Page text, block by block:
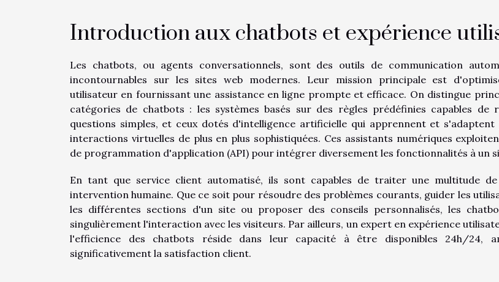
Introduction aux chatbots et expérience
Les chatbots, ou agents conversationnels, sont des outils de communication
incontournables sur les sites web modernes. Leur mission principale est
utilisateur en fournissant une assistance en ligne prompte et efficace. On distingue
catégories de chatbots : les systèmes basés sur des règles prédéfinies capables de
questions simples, et ceux dotés d'intelligence artificielle qui apprennent et
interactions virtuelles de plus en plus sophistiquées. Ces assistants numériques
de programmation d'application (API) pour intégrer diversement les fonctionnalités à un
En tant que service client automatisé, ils sont capables de traiter une multitude de
intervention humaine. Que ce soit pour résoudre des problèmes courants, guider les
les différentes sections d'un site ou proposer des conseils personnalisés, les
singulièrement l'interaction avec les visiteurs. Par ailleurs, un expert en expérience
l'efficience des chatbots réside dans leur capacité à être disponibles 24h/24,
significativement la satisfaction client.